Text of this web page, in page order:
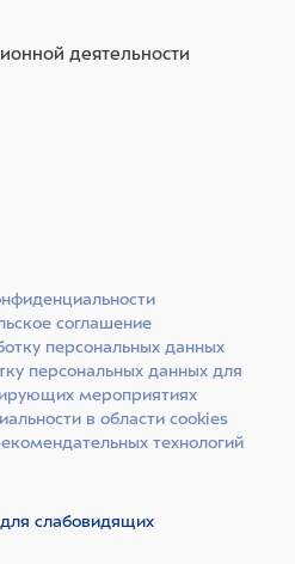
деятельности
соглашение
персональных данных
персональных данных для
мероприятиях
в области cookies
технологий
слабовидящих